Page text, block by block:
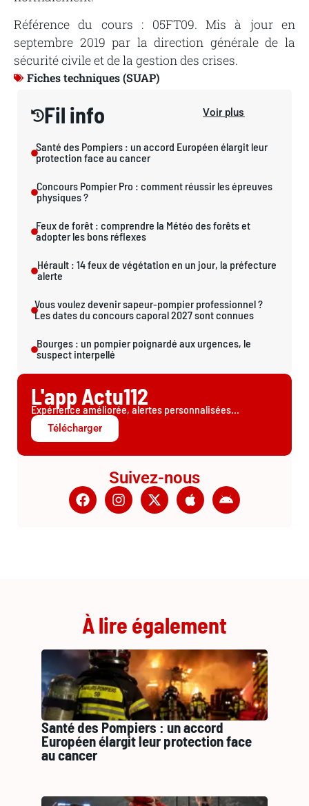
Référence du cours : 05FT09. Mis à jour en
septembre 2019 par la direction générale de la
sécurité civile et de la gestion des crises.
Fiches techniques (SUAP)
Fil info Voir plus
Santé des Pompiers : un accord Européen élargit leur
protection face au cancer
Concours Pompier Pro : comment réussir les épreuves
physiques ?
Feux de forêt : comprendre la Météo des forêts et
adopter les bons réflexes
Hérault : 14 feux de végétation en un jour, la préfecture
alerte
Vous voulez devenir sapeur-pompier professionnel ?
Les dates du concours caporal 2027 sont connues
Bourges : un pompier poignardé aux urgences, le
suspect interpellé
L'app Actu112
Expérience améliorée, alertes personnalisées...
Télécharger
Suivez-nous
À lire également
Santé des Pompiers : un accord
Européen élargit leur protection face
au cancer